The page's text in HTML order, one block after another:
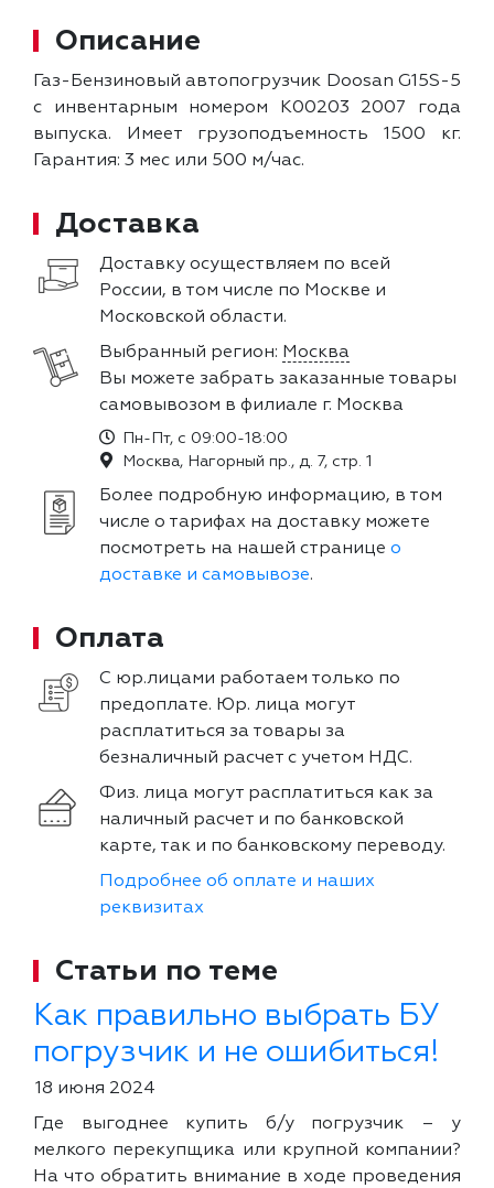
Описание
Газ-Бензиновый автопогрузчик Doosan G15S-5
с инвентарным номером K00203 2007 года
выпуска. Имеет грузоподъемность 1500 кг.
Гарантия: 3 мес или 500 м/час.
Доставка
Доставку осуществляем по всей
России, в том числе по Москве и
Московской области.
Выбранный регион: Москва
Вы можете забрать заказанные товары
самовывозом в филиале г. Москва
Пн-Пт, с 09:00-18:00
Москва, Нагорный пр., д. 7, стр. 1
Более подробную информацию, в том
числе о тарифах на доставку можете
посмотреть на нашей странице о
доставке и самовывозе.
Оплата
С юр.лицами работаем только по
предоплате. Юр. лица могут
расплатиться за товары за
безналичный расчет с учетом НДС.
Физ. лица могут расплатиться как за
наличный расчет и по банковской
карте, так и по банковскому переводу.
Подробнее об оплате и наших
реквизитах
Статьи по теме
Как правильно выбрать БУ
погрузчик и не ошибиться!
18 июня 2024
Где выгоднее купить б/у погрузчик – у
мелкого перекупщика или крупной компании?
На что обратить внимание в ходе проведения